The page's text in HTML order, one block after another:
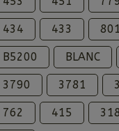
434 433 801
B5200 BLANC
3790 3781
762 415 318